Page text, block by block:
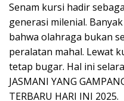
Senam kursi hadir
generasi milenial.
bahwa olahraga bukan
peralatan mahal. Lewat
tetap bugar. Hal ini
JASMANI YANG
TERBARU HARI INI 2025.